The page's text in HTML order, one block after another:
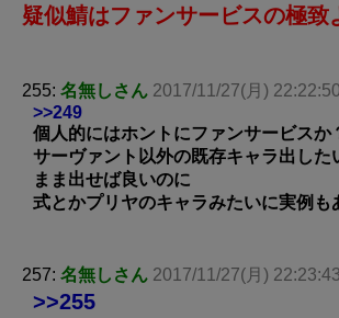
疑似鯖はファンサービスの極致
255: 名無しさん 2017/11/27(月) 22:22:50
>>249
個人的にはホントにファンサービスか
サーヴァント以外の既存キャラ出した
まま出せば良いのに
式とかプリヤのキャラみたいに実例も
257: 名無しさん 2017/11/27(月) 22:23:43
>>255